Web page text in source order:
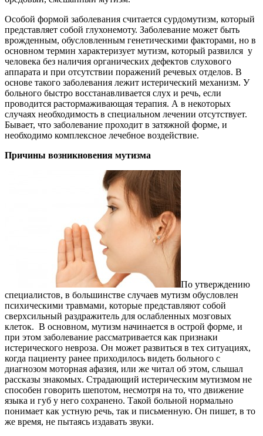
Особой формой заболевания считается сурдомутизм, который
представляет собой глухонемоту. Заболевание может быть
врожденным, обусловленным генетическими факторами, но в
основном термин характеризует мутизм, который развился у
человека без наличия органических дефектов слухового
аппарата и при отсутствии поражений речевых отделов. В
основе такого заболевания лежит истерический механизм. У
больного быстро восстанавливается слух и речь, если
проводится растормаживающая терапия. А в некоторых
случаях необходимость в специальном лечении отсутствует.
Бывает, что заболевание проходит в затяжной форме, и
необходимо комплексное лечебное воздействие.
Причины возникновения мутизма
По утверждению
специалистов, в большинстве случаев мутизм обусловлен
психическими травмами, которые представляют собой
сверхсильный раздражитель для ослабленных мозговых
клеток. В основном, мутизм начинается в острой форме, и
при этом заболевание рассматривается как признаки
истерического невроза. Он может развиться в тех ситуациях,
когда пациенту ранее приходилось видеть больного с
диагнозом моторная афазия, или же читал об этом, слышал
рассказы знакомых. Страдающий истерическим мутизмом не
способен говорить шепотом, несмотря на то, что движение
языка и губ у него сохранено. Такой больной нормально
понимает как устную речь, так и письменную. Он пишет, в то
же время, не пытаясь издавать звуки.